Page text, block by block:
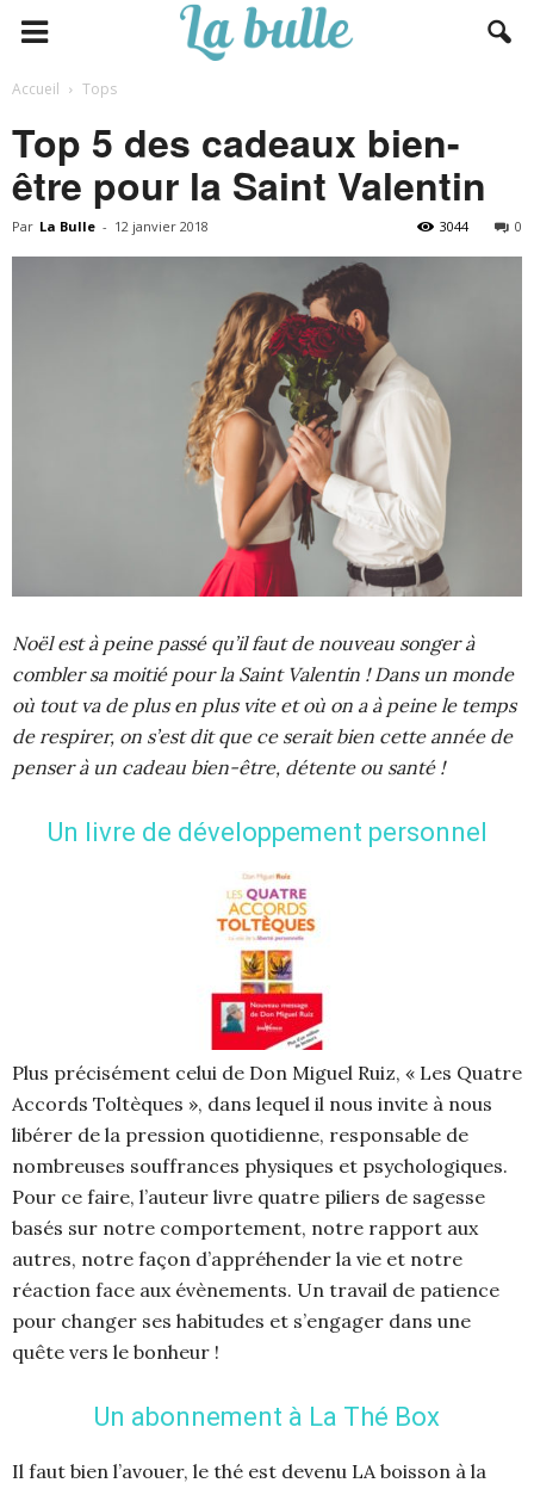
Accueil Tops
Top 5 des cadeaux bien-
être pour la Saint Valentin
Par La Bulle - 12 janvier 2018 0
3044
Noël est à peine passé qu’il faut de nouveau songer à
combler sa moitié pour la Saint Valentin ! Dans un monde
où tout va de plus en plus vite et où on a à peine le temps
de respirer, on s’est dit que ce serait bien cette année de
penser à un cadeau bien-être, détente ou santé !
Un livre de développement personnel
Plus précisément celui de Don Miguel Ruiz, « Les Quatre
Accords Toltèques », dans lequel il nous invite à nous
libérer de la pression quotidienne, responsable de
nombreuses souffrances physiques et psychologiques.
Pour ce faire, l’auteur livre quatre piliers de sagesse
basés sur notre comportement, notre rapport aux
autres, notre façon d’appréhender la vie et notre
réaction face aux évènements. Un travail de patience
pour changer ses habitudes et s’engager dans une
quête vers le bonheur !
Un abonnement à La Thé Box
Il faut bien l’avouer, le thé est devenu LA boisson à la